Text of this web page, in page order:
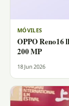
MÓVILES
OPPO Reno16
200 MP
18 Jun 2026